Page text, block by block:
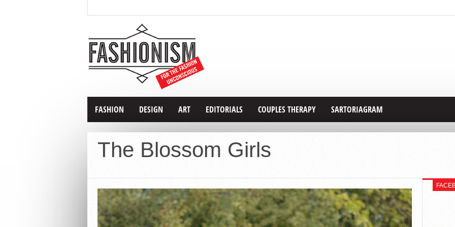
FASHION DESIGN ART EDITORIALS COUPLES THERAPY SARTORIAGRAM
The Blossom Girls